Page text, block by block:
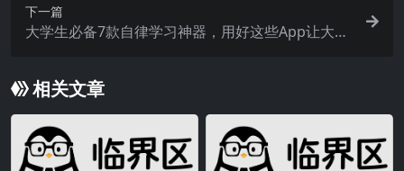
下一篇
大学生必备7款自律学习神器，用好这些App让大学
相关文章